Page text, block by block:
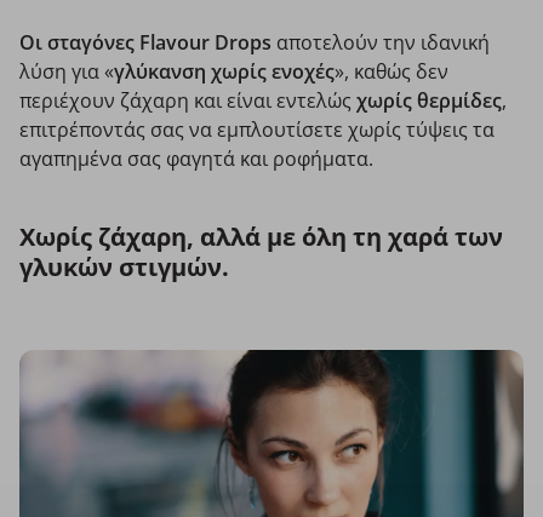
Οι σταγόνες Flavour Drops αποτελούν την ιδανική
λύση για «γλύκανση χωρίς ενοχές», καθώς δεν
περιέχουν ζάχαρη και είναι εντελώς χωρίς θερμίδες,
επιτρέποντάς σας να εμπλουτίσετε χωρίς τύψεις τα
αγαπημένα σας φαγητά και ροφήματα.
Χωρίς ζάχαρη, αλλά με όλη τη χαρά των
γλυκών στιγμών.